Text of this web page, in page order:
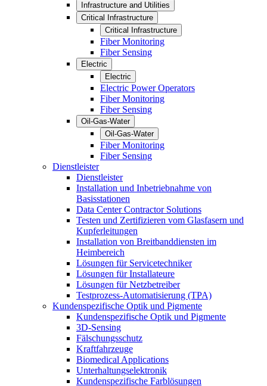
Infrastructure and Utilities
Critical Infrastructure
Critical Infrastructure
Fiber Monitoring
Fiber Sensing
Electric
Electric
Electric Power Operators
Fiber Monitoring
Fiber Sensing
Oil-Gas-Water
Oil-Gas-Water
Fiber Monitoring
Fiber Sensing
Dienstleister
Dienstleister
Installation und Inbetriebnahme von
Basisstationen
Data Center Contractor Solutions
Testen und Zertifizieren vom Glasfasern und
Kupferleitungen
Installation von Breitbanddiensten im
Heimbereich
Lösungen für Servicetechniker
Lösungen für Installateure
Lösungen für Netzbetreiber
Testprozess-Automatisierung (TPA)
Kundenspezifische Optik und Pigmente
Kundenspezifische Optik und Pigmente
3D-Sensing
Fälschungsschutz
Kraftfahrzeuge
Biomedical Applications
Unterhaltungselektronik
Kundenspezifische Farblösungen